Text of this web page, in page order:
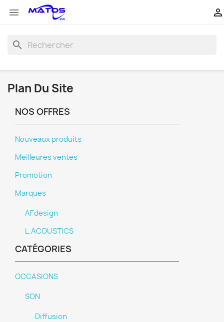
 
search
Plan Du Site
NOS OFFRES
Nouveaux produits
Meilleures ventes
Promotion
Marques
AFdesign
L.ACOUSTICS
CATÉGORIES
OCCASIONS
SON
Diffusion